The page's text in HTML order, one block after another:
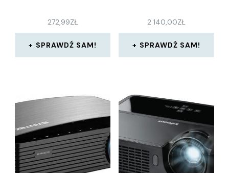
272,99ZŁ
SPRAWDŹ SAM!
2 140,00ZŁ
SPRAWDŹ SAM!